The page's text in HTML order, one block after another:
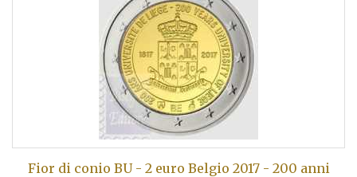
Fior di conio BU - 2 euro Belgio 2017 - 200 anni